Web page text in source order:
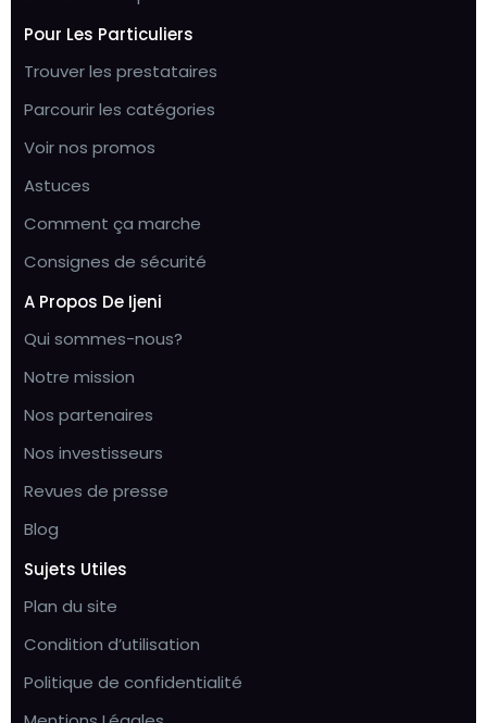
Pour Les Particuliers
Trouver les prestataires
Parcourir les catégories
Voir nos promos
Astuces
Comment ça marche
Consignes de sécurité
A Propos De Ijeni
Qui sommes-nous?
Notre mission
Nos partenaires
Nos investisseurs
Revues de presse
Blog
Sujets Utiles
Plan du site
Condition d’utilisation
Politique de confidentialité